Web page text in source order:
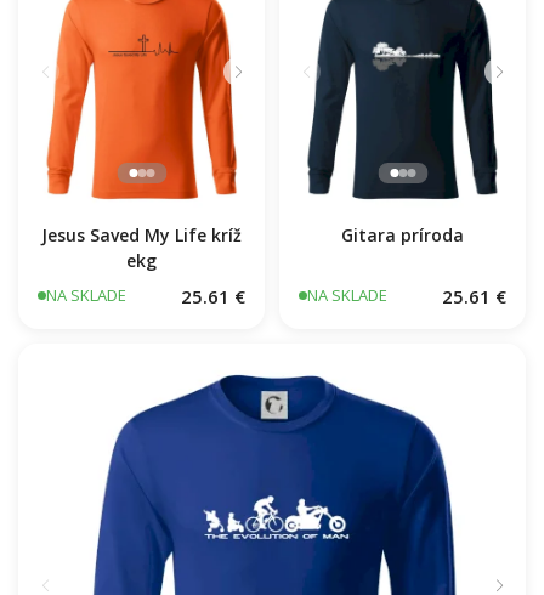
Jesus Saved My Life kríž
ekg
NA SKLADE 25.61 €
Gitara príroda
NA SKLADE 25.61 €